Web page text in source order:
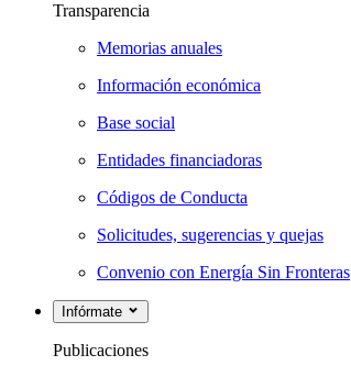
Transparencia
Memorias anuales
Información económica
Base social
Entidades financiadoras
Códigos de Conducta
Solicitudes, sugerencias y quejas
Convenio con Energía Sin Fronteras
Infórmate
Publicaciones